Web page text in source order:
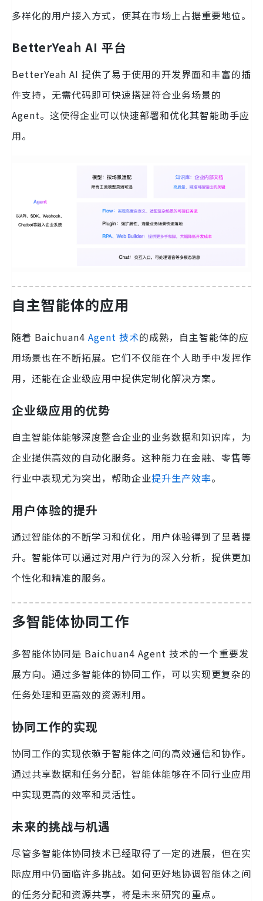
多样化的用户接入方式，使其在市场上占据重要地位。
BetterYeah AI 平台
BetterYeah AI 提供了易于使用的开发界面和丰富的插
件支持，无需代码即可快速搭建符合业务场景的
Agent。这使得企业可以快速部署和优化其智能助手应
用。
自主智能体的应用
随着 Baichuan4 Agent 技术的成熟，自主智能体的应
用场景也在不断拓展。它们不仅能在个人助手中发挥作
用，还能在企业级应用中提供定制化解决方案。
企业级应用的优势
自主智能体能够深度整合企业的业务数据和知识库，为
企业提供高效的自动化服务。这种能力在金融、零售等
行业中表现尤为突出，帮助企业提升生产效率。
用户体验的提升
通过智能体的不断学习和优化，用户体验得到了显著提
升。智能体可以通过对用户行为的深入分析，提供更加
个性化和精准的服务。
多智能体协同工作
多智能体协同是 Baichuan4 Agent 技术的一个重要发
展方向。通过多智能体的协同工作，可以实现更复杂的
任务处理和更高效的资源利用。
协同工作的实现
协同工作的实现依赖于智能体之间的高效通信和协作。
通过共享数据和任务分配，智能体能够在不同行业应用
中实现更高的效率和灵活性。
未来的挑战与机遇
尽管多智能体协同技术已经取得了一定的进展，但在实
际应用中仍面临许多挑战。如何更好地协调智能体之间
的任务分配和资源共享，将是未来研究的重点。